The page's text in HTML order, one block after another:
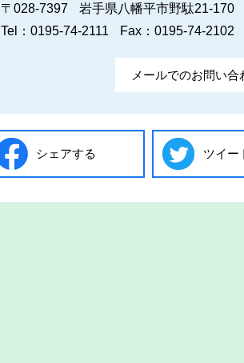
〒028-7397
岩手県八幡平市野駄21-170
Tel：0195-74-2111
Fax：0195-74-2102
メールでのお問い
シェアする ツイー